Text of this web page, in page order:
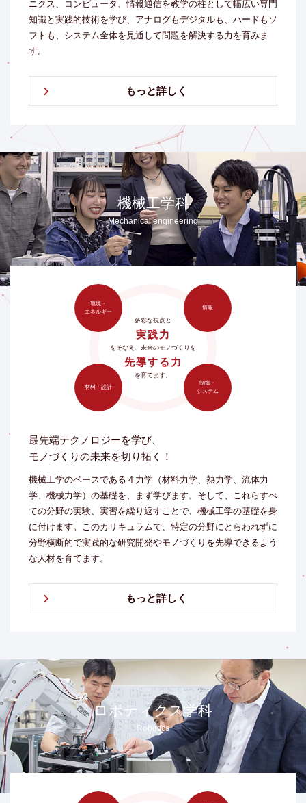
ニクス、コンピュータ、情報通信を教学の柱として幅広い専門
知識と実践的技術を学び、アナログもデジタルも、ハードもソ
フトも、システム全体を見通して問題を解決する力を育みま
す。
もっと詳しく
機械工学科
Mechanical engineering
最先端テクノロジーを学び、
モノづくりの未来を切り拓く！
機械工学のベースである４力学（材料力学、熱力学、流体力
学、機械力学）の基礎を、まず学びます。そして、これらすべ
ての分野の実験、実習を繰り返すことで、機械工学の基礎を身
に付けます。このカリキュラムで、特定の分野にとらわれずに
分野横断的で実践的な研究開発やモノづくりを先導できるよう
な人材を育てます。
もっと詳しく
多彩な視点と
実践力
をそなえ、未来のモノづくりを
先導する力
を育てます。
環境・
エネルギー
情報
材料・設計
制御・
システム
ロボティクス学科
Robotics